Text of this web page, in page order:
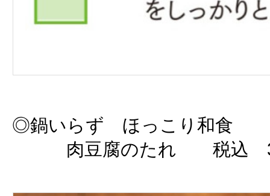
◎鍋いらず ほっこり和食
肉豆腐のたれ 税込